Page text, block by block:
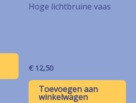
Hoge lichtbruine vaas
€ 12,50
Toevoegen aan
winkelwagen